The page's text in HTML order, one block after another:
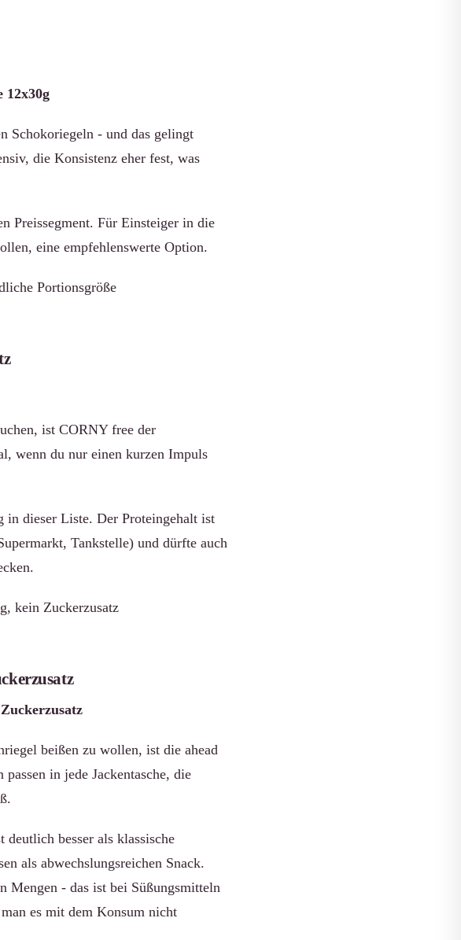
12x30g
Schokoriegeln - und das gelingt
die Konsistenz eher fest, was
Preissegment. Für Einsteiger in die
eine empfehlenswerte Option.
Portionsgröße
ist CORNY free der
wenn du nur einen kurzen Impuls
in dieser Liste. Der Proteingehalt ist
Tankstelle) und dürfte auch
kein Zuckerzusatz
beißen zu wollen, ist die ahead
in jede Jackentasche, die
besser als klassische
als abwechslungsreichen Snack.
Mengen - das ist bei Süßungsmitteln
es mit dem Konsum nicht